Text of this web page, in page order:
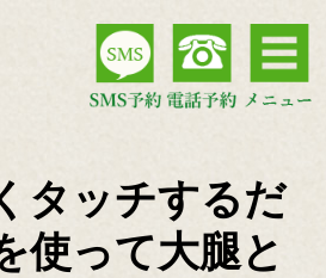
タッチするだ
使って大腿と